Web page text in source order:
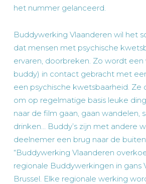
het nummer gelanceerd.
Buddywerking Vlaanderen wil het
dat mensen met psychische
ervaren, doorbreken. Zo wordt een
buddy) in contact gebracht met
een psychische kwetsbaarheid.
om op regelmatige basis leuke
naar de film gaan, gaan wandelen,
drinken… Buddy’s zijn met andere
deelnemer een brug naar de
“Buddywerking Vlaanderen
regionale Buddywerkingen in gans
Brussel. Elke regionale werking